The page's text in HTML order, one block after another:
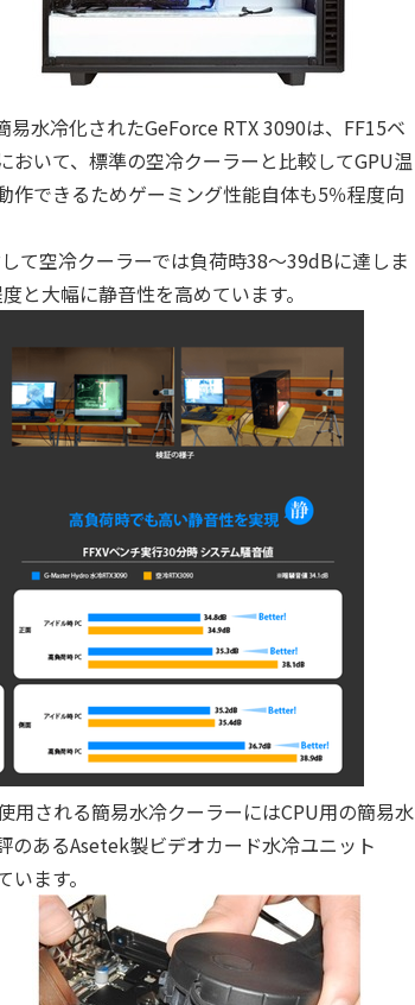
水冷化されたGeForce RTX 3090は、FF15ベ
おいて、標準の空冷クーラーと比較してGPU温
作できるためゲーミング性能自体も5％程度向
て空冷クーラーでは負荷時38～39dBに達しま
と大幅に静音性を高めています。
用される簡易水冷クーラーにはCPU用の簡易水
あるAsetek製ビデオカード水冷ユニット
ます。